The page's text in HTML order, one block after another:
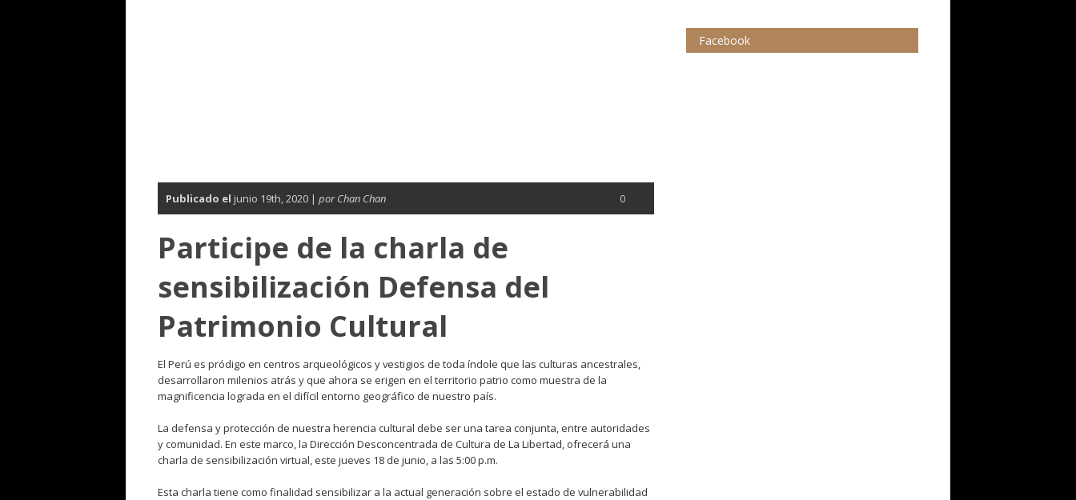
Publicado el junio 19th, 2020 | por Chan Chan 0
Participe de la charla de
sensibilización Defensa del
Patrimonio Cultural
El Perú es pródigo en centros arqueológicos y vestigios de toda índole que las culturas ancestrales,
desarrollaron milenios atrás y que ahora se erigen en el territorio patrio como muestra de la
magnificencia lograda en el difícil entorno geográfico de nuestro país.
La defensa y protección de nuestra herencia cultural debe ser una tarea conjunta, entre autoridades
y comunidad. En este marco, la Dirección Desconcentrada de Cultura de La Libertad, ofrecerá una
charla de sensibilización virtual, este jueves 18 de junio, a las 5:00 p.m.
Esta charla tiene como finalidad sensibilizar a la actual generación sobre el estado de vulnerabilidad
Facebook